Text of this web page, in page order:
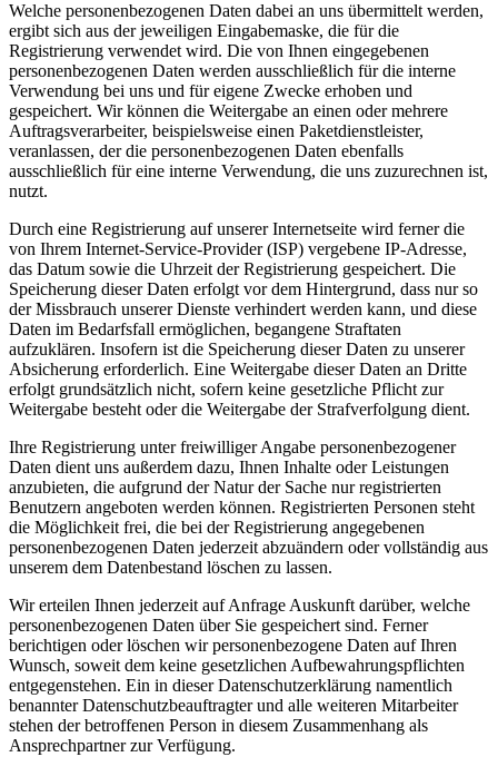
Welche personenbezogenen Daten dabei an uns übermittelt werden,
ergibt sich aus der jeweiligen Eingabemaske, die für die
Registrierung verwendet wird. Die von Ihnen eingegebenen
personenbezogenen Daten werden ausschließlich für die interne
Verwendung bei uns und für eigene Zwecke erhoben und
gespeichert. Wir können die Weitergabe an einen oder mehrere
Auftragsverarbeiter, beispielsweise einen Paketdienstleister,
veranlassen, der die personenbezogenen Daten ebenfalls
ausschließlich für eine interne Verwendung, die uns zuzurechnen ist,
nutzt.
Durch eine Registrierung auf unserer Internetseite wird ferner die
von Ihrem Internet-Service-Provider (ISP) vergebene IP-Adresse,
das Datum sowie die Uhrzeit der Registrierung gespeichert. Die
Speicherung dieser Daten erfolgt vor dem Hintergrund, dass nur so
der Missbrauch unserer Dienste verhindert werden kann, und diese
Daten im Bedarfsfall ermöglichen, begangene Straftaten
aufzuklären. Insofern ist die Speicherung dieser Daten zu unserer
Absicherung erforderlich. Eine Weitergabe dieser Daten an Dritte
erfolgt grundsätzlich nicht, sofern keine gesetzliche Pflicht zur
Weitergabe besteht oder die Weitergabe der Strafverfolgung dient.
Ihre Registrierung unter freiwilliger Angabe personenbezogener
Daten dient uns außerdem dazu, Ihnen Inhalte oder Leistungen
anzubieten, die aufgrund der Natur der Sache nur registrierten
Benutzern angeboten werden können. Registrierten Personen steht
die Möglichkeit frei, die bei der Registrierung angegebenen
personenbezogenen Daten jederzeit abzuändern oder vollständig aus
unserem dem Datenbestand löschen zu lassen.
Wir erteilen Ihnen jederzeit auf Anfrage Auskunft darüber, welche
personenbezogenen Daten über Sie gespeichert sind. Ferner
berichtigen oder löschen wir personenbezogene Daten auf Ihren
Wunsch, soweit dem keine gesetzlichen Aufbewahrungspflichten
entgegenstehen. Ein in dieser Datenschutzerklärung namentlich
benannter Datenschutzbeauftragter und alle weiteren Mitarbeiter
stehen der betroffenen Person in diesem Zusammenhang als
Ansprechpartner zur Verfügung.